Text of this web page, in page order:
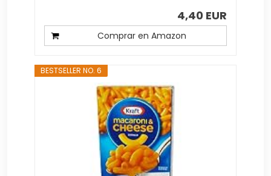
4,40 EUR
Comprar en Amazon
BESTSELLER NO. 6